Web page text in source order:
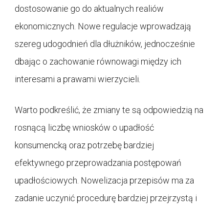
dostosowanie go do aktualnych realiów
ekonomicznych. Nowe regulacje wprowadzają
szereg udogodnień dla dłużników, jednocześnie
dbając o zachowanie równowagi między ich
interesami a prawami wierzycieli.
Warto podkreślić, że zmiany te są odpowiedzią na
rosnącą liczbę wniosków o upadłość
konsumencką oraz potrzebę bardziej
efektywnego przeprowadzania postępowań
upadłościowych. Nowelizacja przepisów ma za
zadanie uczynić procedurę bardziej przejrzystą i